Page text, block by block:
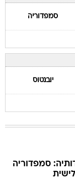
סמפדוריה
יובנטוס
סמפדוריה